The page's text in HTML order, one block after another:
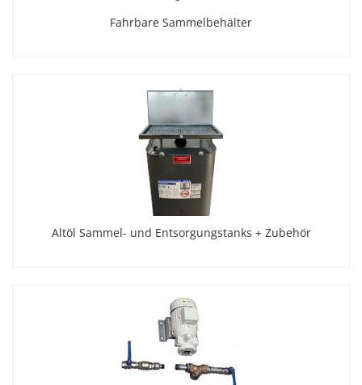
Fahrbare Sammelbehälter
Altöl Sammel- und Entsorgungstanks + Zubehör